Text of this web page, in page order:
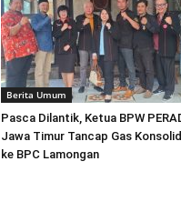
Berita Umum
Pasca Dilantik, Ketua BPW
Jawa Timur Tancap Gas
ke BPC Lamongan